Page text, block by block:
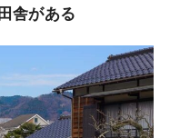
舎がある